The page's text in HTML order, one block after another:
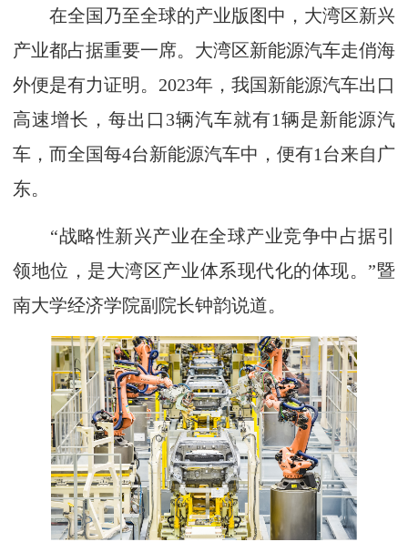
在全国乃至全球的产业版图中，大湾区新兴
产业都占据重要一席。大湾区新能源汽车走俏海
外便是有力证明。2023年，我国新能源汽车出口
高速增长，每出口3辆汽车就有1辆是新能源汽
车，而全国每4台新能源汽车中，便有1台来自广
东。
“战略性新兴产业在全球产业竞争中占据引
领地位，是大湾区产业体系现代化的体现。”暨
南大学经济学院副院长钟韵说道。